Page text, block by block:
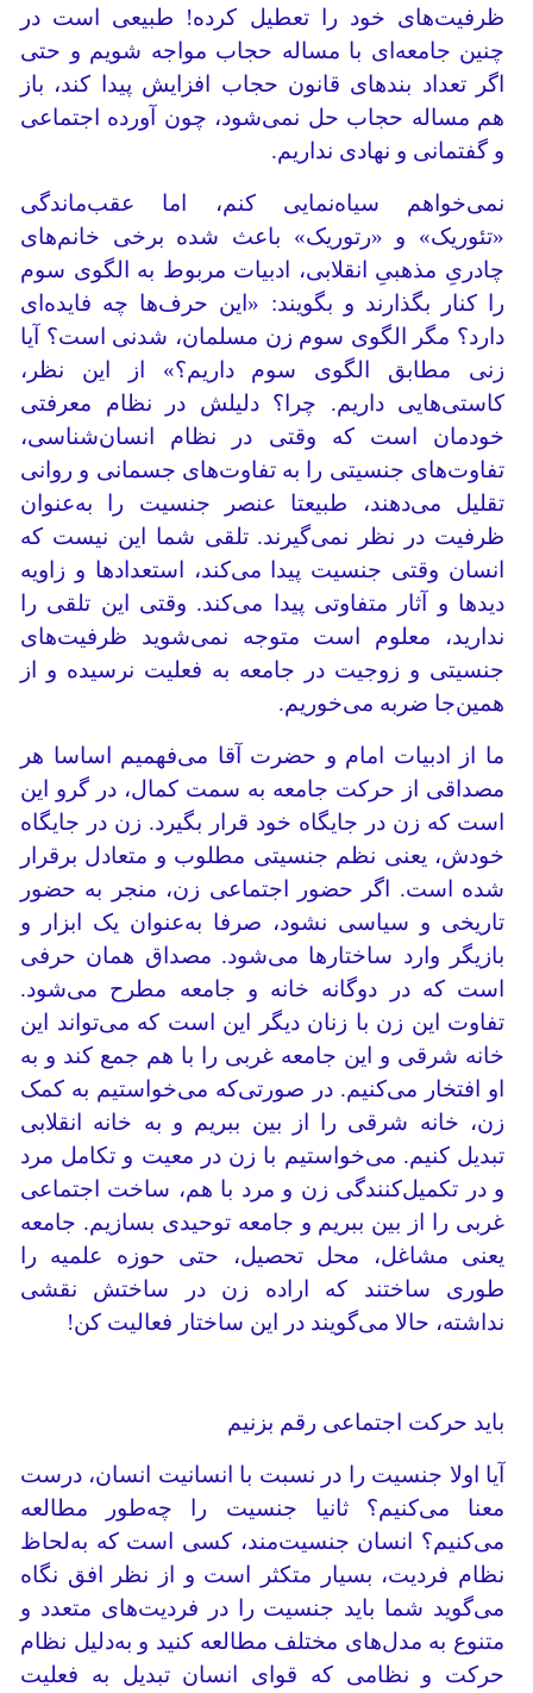
ظرفیت‌های خود را تعطیل کرده! طبیعی است در
چنین جامعه‌ای با مساله حجاب مواجه شویم و حتی
اگر تعداد بندهای قانون حجاب افزایش پیدا کند، باز
هم مساله حجاب حل نمی‌شود، چون آورده اجتماعی
و گفتمانی و نهادی نداریم.
نمی‌خواهم سیاه‌نمایی کنم، اما عقب‌ماندگی
«تئوریک» و «رتوریک» باعث شده برخی خانم‌های
چادریِ مذهبیِ انقلابی، ادبیات مربوط به الگوی سوم
را کنار بگذارند و بگویند: «این حرف‌ها چه فایده‌ای
دارد؟ مگر الگوی سوم زن مسلمان، شدنی است؟ آیا
زنی مطابق الگوی سوم داریم؟» از این نظر،
کاستی‌هایی داریم. چرا؟ دلیلش در نظام معرفتی
خودمان است که وقتی در نظام انسان‌شناسی،
تفاوت‌های جنسیتی را به تفاوت‌های جسمانی و روانی
تقلیل می‌دهند، طبیعتا عنصر جنسیت را به‌عنوان
ظرفیت در نظر نمی‌گیرند. تلقی‌ شما این نیست که
انسان وقتی جنسیت پیدا می‌کند، استعدادها و زاویه
دیدها و آثار متفاوتی پیدا می‌کند. وقتی این تلقی را
ندارید، معلوم است متوجه نمی‌شوید ظرفیت‌های
جنسیتی و زوجیت در جامعه به فعلیت نرسیده و از
همین‌جا ضربه می‌خوریم.
ما از ادبیات امام و حضرت آقا می‌فهمیم اساسا هر
مصداقی از حرکت جامعه به سمت کمال، در گرو این
است که زن در جایگاه خود قرار بگیرد. زن در جایگاه
خودش، یعنی نظم جنسیتی مطلوب و متعادل برقرار
شده است. اگر حضور اجتماعی زن، منجر به حضور
تاریخی و سیاسی نشود، صرفا به‌عنوان یک ابزار و
بازیگر وارد ساختارها می‌شود. مصداق همان حرفی
است که در دوگانه خانه و جامعه مطرح می‌شود.
تفاوت این زن با زنان دیگر این است که می‌تواند این
خانه شرقی و این جامعه غربی را با هم جمع کند و به
او افتخار می‌کنیم. در صورتی‌که می‌خواستیم به کمک
زن، خانه شرقی را از بین ببریم و به خانه انقلابی
تبدیل کنیم. می‌خواستیم با زن در معیت و تکامل مرد
و در تکمیل‌کنندگی زن و مرد با هم، ساخت اجتماعی
غربی را از بین ببریم و جامعه توحیدی بسازیم. جامعه
یعنی مشاغل، محل تحصیل، حتی حوزه علمیه را
طوری ساختند که اراده زن در ساختش نقشی
نداشته، حالا می‌گویند در این ساختار فعالیت کن!
باید حرکت اجتماعی رقم بزنیم
آیا اولا جنسیت را در نسبت با انسانیت انسان، درست
معنا می‌کنیم؟ ثانیا جنسیت را چه‌طور مطالعه
می‌کنیم؟ انسان جنسیت‌مند، کسی است که به‌لحاظ
نظام فردیت، بسیار متکثر است و از نظر افق نگاه
می‌گوید شما باید جنسیت را در فردیت‌های متعدد و
متنوع به مدل‌های مختلف مطالعه کنید و به‌دلیل نظام
حرکت و نظامی که قوای انسان تبدیل به فعلیت